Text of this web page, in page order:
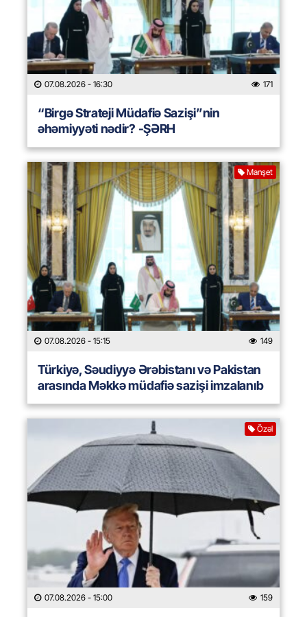
07.08.2026 - 16:30 171
“Birgə Strateji Müdafiə Sazişi”nin
əhəmiyyəti nədir? -ŞƏRH
Manşet
07.08.2026 - 15:15 149
Türkiyə, Səudiyyə Ərəbistanı və Pakistan
arasında Məkkə müdafiə sazişi imzalanıb
Özəl
07.08.2026 - 15:00 159